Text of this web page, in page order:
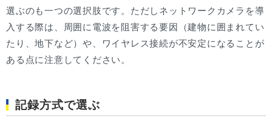
選ぶのも一つの選択肢です。ただしネットワークカメラを導
入する際は、周囲に電波を阻害する要因（建物に囲まれてい
たり、地下など）や、ワイヤレス接続が不安定になることが
ある点に注意してください。
記録方式で選ぶ